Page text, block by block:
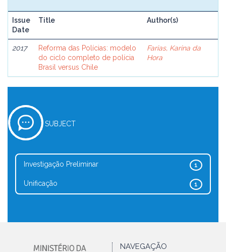
Issue
Date
Title Author(s)
2017
Reforma das Polícias: modelo
do ciclo completo de polícia
Brasil versus Chile
Farias, Karina da
Hora
SUBJECT
1
Investigação Preliminar
1
Unificação
NAVEGAÇÃO